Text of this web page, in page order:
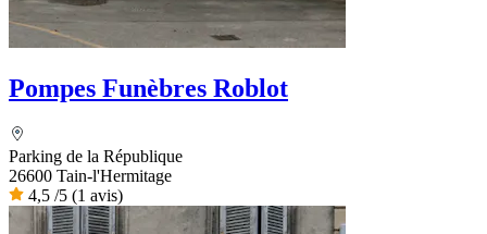
Pompes Funèbres Roblot
Parking de la République
26600 Tain-l'Hermitage
4,5 /5 (1 avis)